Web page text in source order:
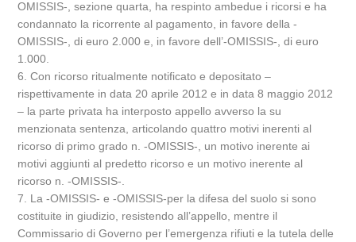
OMISSIS-, sezione quarta, ha respinto ambedue i ricorsi e ha
condannato la ricorrente al pagamento, in favore della -
OMISSIS-, di euro 2.000 e, in favore dell’-OMISSIS-, di euro
1.000.
6. Con ricorso ritualmente notificato e depositato –
rispettivamente in data 20 aprile 2012 e in data 8 maggio 2012
– la parte privata ha interposto appello avverso la su
menzionata sentenza, articolando quattro motivi inerenti al
ricorso di primo grado n. -OMISSIS-, un motivo inerente ai
motivi aggiunti al predetto ricorso e un motivo inerente al
ricorso n. -OMISSIS-.
7. La -OMISSIS- e -OMISSIS-per la difesa del suolo si sono
costituite in giudizio, resistendo all’appello, mentre il
Commissario di Governo per l’emergenza rifiuti e la tutela delle